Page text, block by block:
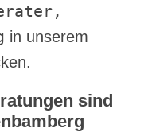
in unserem
sind